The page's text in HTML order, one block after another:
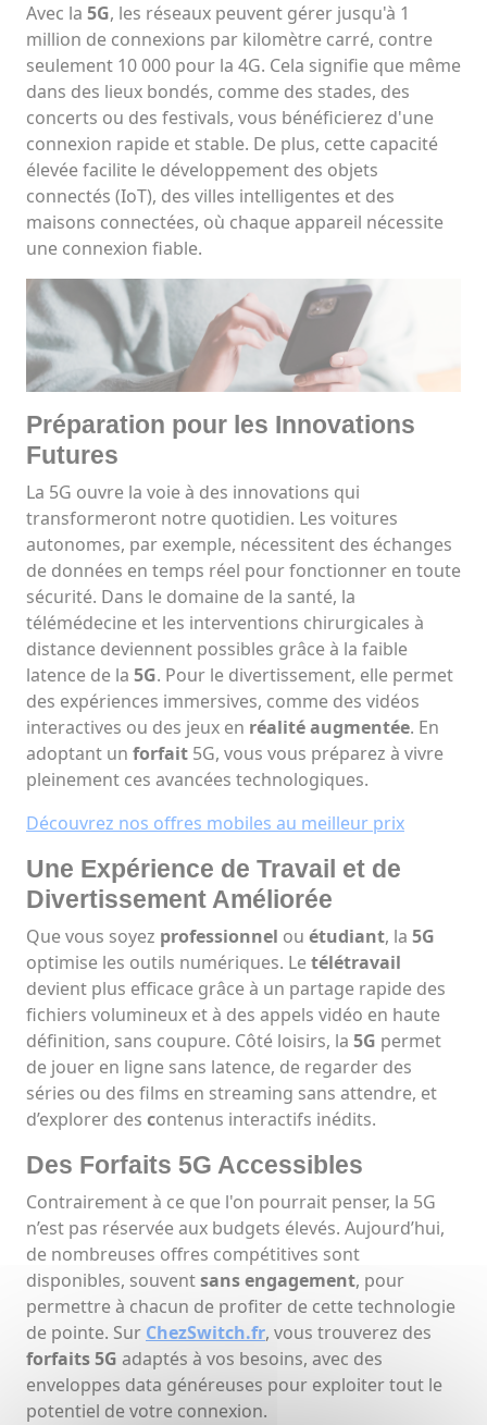
Avec la 5G, les réseaux peuvent gérer jusqu'à 1
million de connexions par kilomètre carré, contre
seulement 10 000 pour la 4G. Cela signifie que même
dans des lieux bondés, comme des stades, des
concerts ou des festivals, vous bénéficierez d'une
connexion rapide et stable. De plus, cette capacité
élevée facilite le développement des objets
connectés (IoT), des villes intelligentes et des
maisons connectées, où chaque appareil nécessite
une connexion fiable.
Préparation pour les Innovations
Futures
La 5G ouvre la voie à des innovations qui
transformeront notre quotidien. Les voitures
autonomes, par exemple, nécessitent des échanges
de données en temps réel pour fonctionner en toute
sécurité. Dans le domaine de la santé, la
télémédecine et les interventions chirurgicales à
distance deviennent possibles grâce à la faible
latence de la 5G. Pour le divertissement, elle permet
des expériences immersives, comme des vidéos
interactives ou des jeux en réalité augmentée. En
adoptant un forfait 5G, vous vous préparez à vivre
pleinement ces avancées technologiques.
Découvrez nos offres mobiles au meilleur prix
Une Expérience de Travail et de
Divertissement Améliorée
Que vous soyez professionnel ou étudiant, la 5G
optimise les outils numériques. Letélétravail
devient plus efficace grâce à un partage rapide des
fichiers volumineux et à des appels vidéo en haute
définition, sans coupure. Côté loisirs, la 5G permet
de jouer en ligne sans latence, de regarder des
séries ou des films en streaming sans attendre, et
d’explorer des contenus interactifs inédits.
Des Forfaits 5G Accessibles
Contrairement à ce que l'on pourrait penser, la 5G
n’est pas réservée aux budgets élevés. Aujourd’hui,
de nombreuses offres compétitives sont
disponibles, souventsans engagement, pour
permettre à chacun de profiter de cette technologie
de pointe. Sur ChezSwitch.fr, vous trouverez des
forfaits 5G adaptés à vos besoins, avec des
enveloppes data généreuses pour exploiter tout le
potentiel de votre connexion.